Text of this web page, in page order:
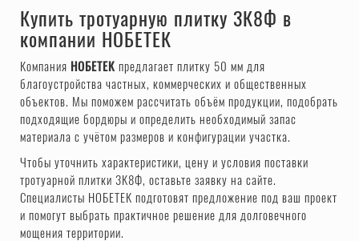
Купить тротуарную плитку 3К8Ф в
компании НОБЕТЕК
Компания НОБЕТЕК предлагает плитку 50 мм для
благоустройства частных, коммерческих и общественных
объектов. Мы поможем рассчитать объём продукции, подобрать
подходящие бордюры и определить необходимый запас
материала с учётом размеров и конфигурации участка.
Чтобы уточнить характеристики, цену и условия поставки
тротуарной плитки 3К8Ф, оставьте заявку на сайте.
Специалисты НОБЕТЕК подготовят предложение под ваш проект
и помогут выбрать практичное решение для долговечного
мощения территории.